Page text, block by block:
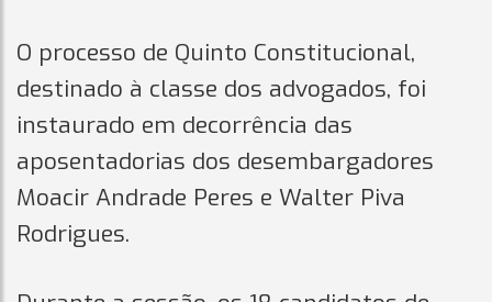
O processo de Quinto Constitucional,
destinado à classe dos advogados, foi
instaurado em decorrência das
aposentadorias dos desembargadores
Moacir Andrade Peres e Walter Piva
Rodrigues.